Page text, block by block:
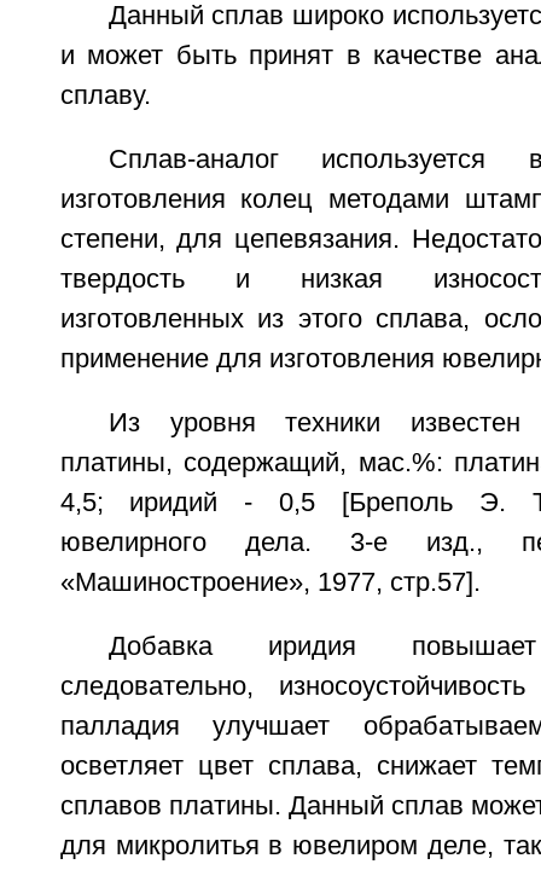
Данный сплав широко
и может быть принят в качестве
сплаву.
Сплав-аналог
изготовления колец методами
степени, для цепевязания.
твердость и низкая
изготовленных из этого сплава,
применение для изготовления
Из уровня техники
платины, содержащий, мас.%:
4,5; иридий - 0,5 [Бреполь Э.
ювелирного дела. 3-е
«Машиностроение», 1977, стр.57].
Добавка иридия
следовательно,
палладия улучшает
осветляет цвет сплава, снижает
сплавов платины. Данный сплав
для микролитья в ювелиром деле,